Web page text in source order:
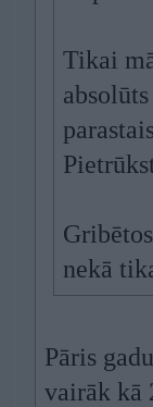
Tikai
nekā
Pāris
vairāk kā